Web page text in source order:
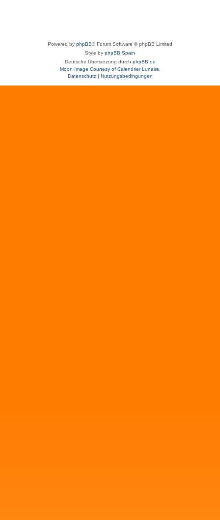
Powered by phpBB® Forum Software © phpBB Limited
Style by phpBB Spain
Deutsche Übersetzung durch phpBB.de
Moon Image Courtesy of Calendrier Lunaire.
Datenschutz| Nutzungsbedingungen